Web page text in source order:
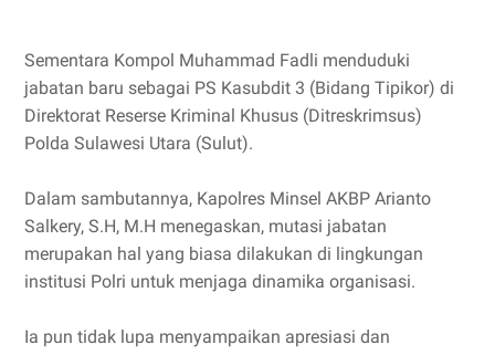
Sementara Kompol Muhammad Fadli menduduki
jabatan baru sebagai PS Kasubdit 3 (Bidang Tipikor) di
Direktorat Reserse Kriminal Khusus (Ditreskrimsus)
Polda Sulawesi Utara (Sulut).
Dalam sambutannya, Kapolres Minsel AKBP Arianto
Salkery, S.H, M.H menegaskan, mutasi jabatan
merupakan hal yang biasa dilakukan di lingkungan
institusi Polri untuk menjaga dinamika organisasi.
Ia pun tidak lupa menyampaikan apresiasi dan